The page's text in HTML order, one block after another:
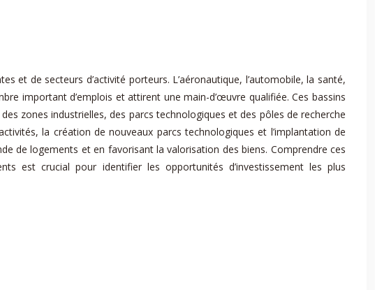
et de secteurs d’activité porteurs. L’aéronautique, l’automobile, la santé,
important d’emplois et attirent une main-d’œuvre qualifiée. Ces bassins
zones industrielles, des parcs technologiques et des pôles de recherche
la création de nouveaux parcs technologiques et l’implantation de
de logements et en favorisant la valorisation des biens. Comprendre ces
est crucial pour identifier les opportunités d’investissement les plus